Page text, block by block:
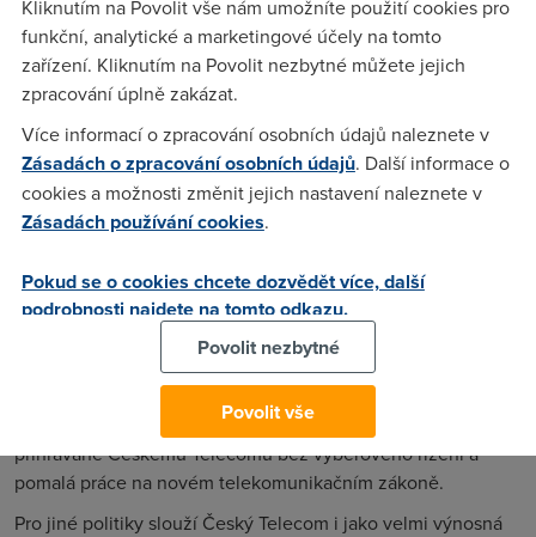
Telecomu
Většina politiků v ČR si internet spojuje pouze s výnosem
z privatizace Českého Telecomu, který by rádi různými
způsoby využili pro své znovuzvolení. Navíc je v politice
stále hodně lidí, kteří synonymum pro podnikání vidí
v různých zákulisních opatřeních, které mají potlačit
konkurenci. Každý absolvent základní školy ví, že
skutečná přítomnost ve všech oblastech podnikání Českého
Telecomu by jenom prospěla, ale stát při plnění role
vlastníka Českého Telecomu spíše spoléhá při udržování
hodnoty této společnosti na strategii nastavování různých
překážek konkurenčnímu prostředí. K tomu pomáhají různé
pokusy k ovlivňování rozhodnutí regulátora, zakázky
přihrávané Českému Telecomu bez výběrového řízení a
pomalá práce na novém telekomunikačním zákoně.
Pro jiné politiky slouží Český Telecom i jako velmi výnosná
Kliknutím na Povolit vše nám umožníte použití cookies pro
funkční, analytické a marketingové účely na tomto
zařízení. Kliknutím na Povolit nezbytné můžete jejich
zpracování úplně zakázat.
Více informací o zpracování osobních údajů naleznete v
Zásadách o zpracování osobních údajů. Další informace o
cookies a možnosti změnit jejich nastavení naleznete v
Zásadách používání cookies.
Pokud se o cookies chcete dozvědět více, další
podrobnosti najdete na tomto odkazu.
Povolit nezbytné
Povolit vše